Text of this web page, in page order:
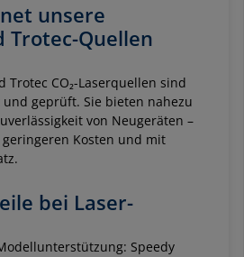
unsere
Trotec-Quellen
Trotec CO₂-Laserquellen sind
geprüft. Sie bieten nahezu
von Neugeräten –
Kosten und mit
bei Laser-
Speedy